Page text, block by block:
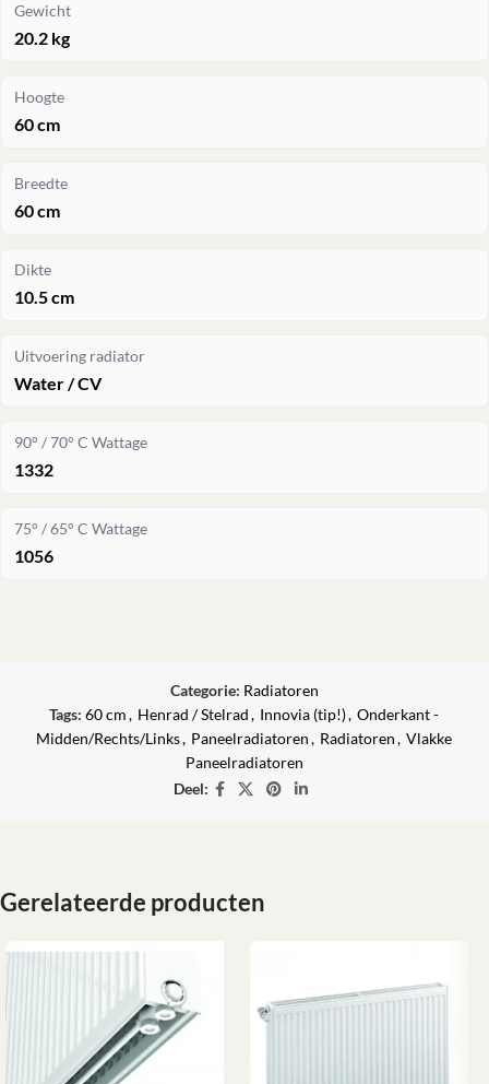
Gewicht
20.2 kg
Hoogte
60 cm
Breedte
60 cm
Dikte
10.5 cm
Uitvoering radiator
Water / CV
90° / 70° C Wattage
1332
75° / 65° C Wattage
1056
Categorie: Radiatoren
Tags: 60 cm , Henrad / Stelrad , Innovia (tip!), Onderkant -
Midden/Rechts/Links, Paneelradiatoren , Radiatoren , Vlakke
Paneelradiatoren
Deel:
Gerelateerde producten